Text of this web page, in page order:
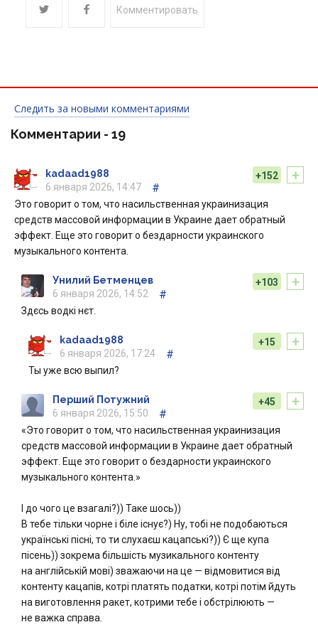
Комментировать
Следить за новыми комментариями
Комментарии - 19
+
+152
kadaad1988
6 января 2026, 14:47
#
Это говорит о том, что насильственная украинизация
средств массовой информации в Украине дает обратный
эффект. Еще это говорит о бездарности украинского
музыкального контента.
+
+103
Унилий Бетменцев
6 января 2026, 14:52
#
Здєсь водкі нєт.
+
+15
kadaad1988
6 января 2026, 17:24
#
Ты уже всю выпил?
+
+45
Перший Потужний
6 января 2026, 15:50
#
«Это говорит о том, что насильственная украинизация
средств массовой информации в Украине дает обратный
эффект. Еще это говорит о бездарности украинского
музыкального контента.»
І до чого це взагалі?)) Таке шось))
В тебе тільки чорне і біле існує?) Ну, тобі не подобаються
українські пісні, то ти слухаєш кацапські?)) Є ще купа
пісень)) зокрема більшість музикального контенту
на англійській мові) зважаючи на це — відмовитися від
контенту кацапів, котрі платять податки, котрі потім йдуть
на виготовлення ракет, котрими тебе і обстрілюють —
не важка справа.